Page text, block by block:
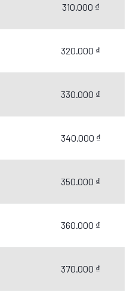
310.000 ₫
320.000 ₫
330.000 ₫
340.000 ₫
350.000 ₫
360.000 ₫
370.000 ₫